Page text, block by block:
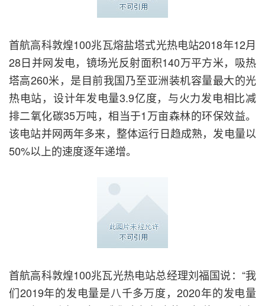
首航高科敦煌100兆瓦熔盐塔式光热电站2018年12月
28日并网发电，镜场光反射面积140万平方米，吸热
塔高260米，是目前我国乃至亚洲装机容量最大的光
热电站，设计年发电量3.9亿度，与火力发电相比减
排二氧化碳35万吨，相当于1万亩森林的环保效益。
该电站并网两年多来，整体运行日趋成熟，发电量以
50%以上的速度逐年递增。
首航高科敦煌100兆瓦光热电站总经理刘福国说：“我
们2019年的发电量是八千多万度，2020年的发电量